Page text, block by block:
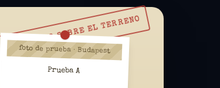
RESUÉLVELO SOBRE EL TERRENO
foto de prueba · Budapest
Prueba A